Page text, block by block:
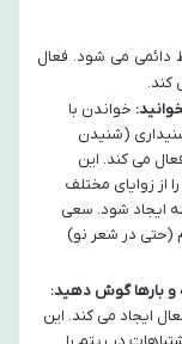
دائمی می شود. فعال
کند.
خواندن با
(شنیدن
می کند. این
از زوایای مختلف
ایجاد شود. سعی
(حتی در شعر نو)
و بارها گوش دهید:
ایجاد می کند. این